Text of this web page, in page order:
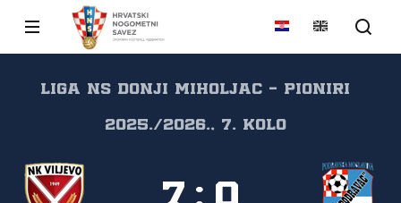
Liga NS Donji Miholjac - Pioniri
2025./2026., 7. kolo